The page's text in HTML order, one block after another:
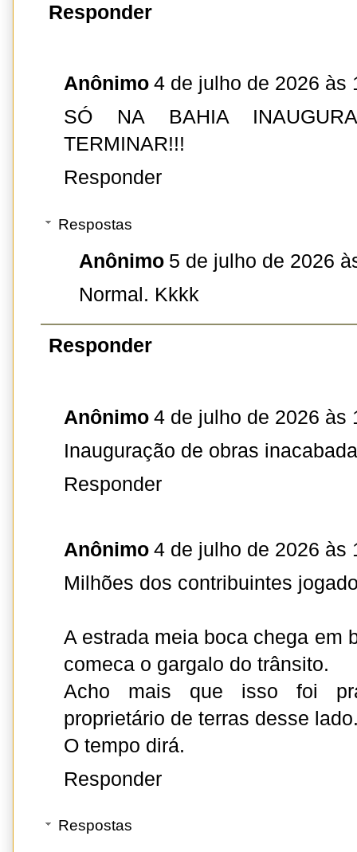
Responder
Anônimo 4 de julho de 2026 às
SÓ NA BAHIA
TERMINAR!!!
Responder
Respostas
Anônimo 5 de julho de 2026
Normal. Kkkk
Responder
Anônimo 4 de julho de 2026 às
Inauguração de obras
Responder
Anônimo 4 de julho de 2026 às
Milhões dos contribuintes
A estrada meia boca chega em
comeca o gargalo do trânsito.
Acho mais que isso foi
proprietário de terras desse
O tempo dirá.
Responder
Respostas